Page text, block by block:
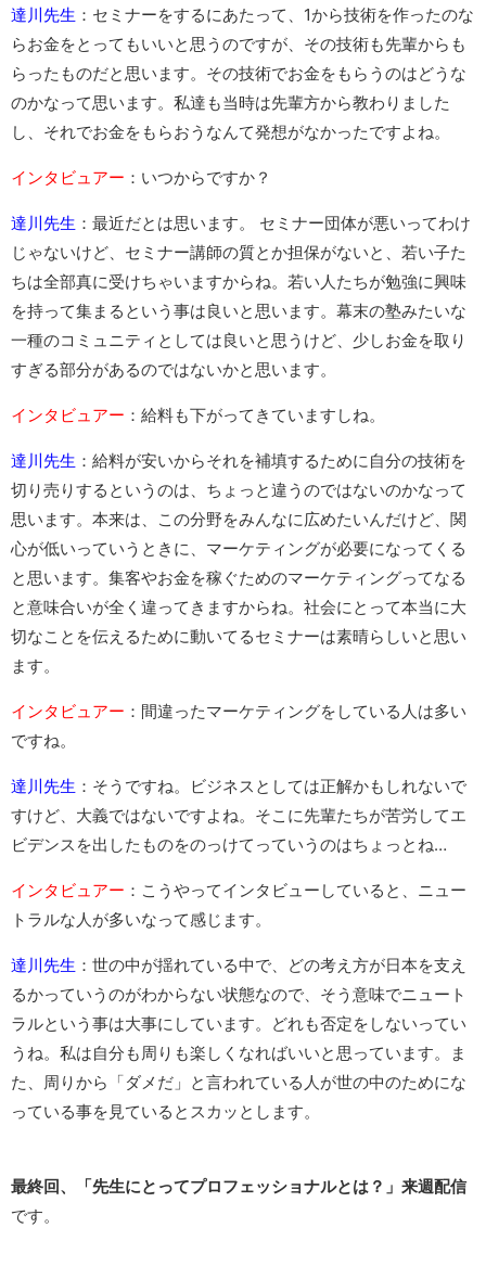
達川先生 ：セミナーをするにあたって、1から技術を作ったのな
らお金をとってもいいと思うのですが、その技術も先輩からも
らったものだと思います。その技術でお金をもらうのはどうな
のかなって思います。私達も当時は先輩方から教わりました
し、それでお金をもらおうなんて発想がなかったですよね。
インタビュアー ：いつからですか？
達川先生 ：最近だとは思います。 セミナー団体が悪いってわけ
じゃないけど、セミナー講師の質とか担保がないと、若い子た
ちは全部真に受けちゃいますからね。若い人たちが勉強に興味
を持って集まるという事は良いと思います。幕末の塾みたいな
一種のコミュニティとしては良いと思うけど、少しお金を取り
すぎる部分があるのではないかと思います。
インタビュアー ：給料も下がってきていますしね。
達川先生 ：給料が安いからそれを補填するために自分の技術を
切り売りするというのは、ちょっと違うのではないのかなって
思います。本来は、この分野をみんなに広めたいんだけど、関
心が低いっていうときに、マーケティングが必要になってくる
と思います。集客やお金を稼ぐためのマーケティングってなる
と意味合いが全く違ってきますからね。社会にとって本当に大
切なことを伝えるために動いてるセミナーは素晴らしいと思い
ます。
インタビュアー ：間違ったマーケティングをしている人は多い
ですね。
達川先生 ：そうですね。ビジネスとしては正解かもしれないで
すけど、大義ではないですよね。そこに先輩たちが苦労してエ
ビデンスを出したものをのっけてっていうのはちょっとね…
インタビュアー ：こうやってインタビューしていると、ニュー
トラルな人が多いなって感じます。
達川先生 ：世の中が揺れている中で、どの考え方が日本を支え
るかっていうのがわからない状態なので、そう意味でニュート
ラルという事は大事にしています。どれも否定をしないってい
うね。私は自分も周りも楽しくなればいいと思っています。ま
た、周りから「ダメだ」と言われている人が世の中のためにな
っている事を見ているとスカッとします。
最終回、「先生にとってプロフェッショナルとは？」来週配信
です。